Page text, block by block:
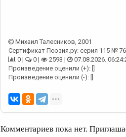
Михаил Талесников, 2001
Сертификат Поэзия.ру: серия 115 №
0 |
0 | 2593 |
07.08.2026.
Произведение оценили (+): []
Произведение оценили (-): []
Комментариев пока нет.